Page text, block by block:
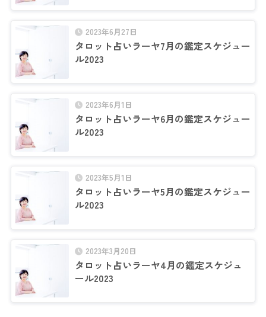
2023年6月27日
タロット占いラーヤ7月の鑑定スケジュー
ル2023
2023年6月1日
タロット占いラーヤ6月の鑑定スケジュー
ル2023
2023年5月1日
タロット占いラーヤ5月の鑑定スケジュー
ル2023
2023年3月20日
タロット占いラーヤ4月の鑑定スケジュ
ール2023